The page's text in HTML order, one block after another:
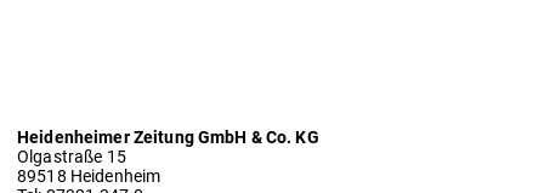
Heidenheimer Zeitung GmbH & Co. KG
Olgastraße 15
89518 Heidenheim